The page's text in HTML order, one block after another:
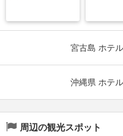
宮古島 ホテ
沖縄県 ホテ
周辺の観光スポット